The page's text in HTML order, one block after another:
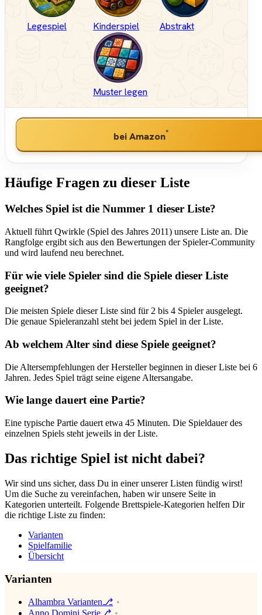
Legespiel Kinderspiel Abstrakt
Muster legen
bei Amazon*
Häufige Fragen zu dieser Liste
Welches Spiel ist die Nummer 1 dieser Liste?
Aktuell führt Qwirkle (Spiel des Jahres 2011) unsere Liste an. Die
Rangfolge ergibt sich aus den Bewertungen der Spieler-Community
und wird laufend neu berechnet.
Für wie viele Spieler sind die Spiele dieser Liste
geeignet?
Die meisten Spiele dieser Liste sind für 2 bis 4 Spieler ausgelegt.
Die genaue Spieleranzahl steht bei jedem Spiel in der Liste.
Ab welchem Alter sind diese Spiele geeignet?
Die Altersempfehlungen der Hersteller beginnen in dieser Liste bei 6
Jahren. Jedes Spiel trägt seine eigene Altersangabe.
Wie lange dauert eine Partie?
Eine typische Partie dauert etwa 45 Minuten. Die Spieldauer des
einzelnen Spiels steht jeweils in der Liste.
Das richtige Spiel ist nicht dabei?
Wir sind uns sicher, dass Du in einer unserer Listen fündig wirst!
Um die Suche zu vereinfachen, haben wir unsere Seite in
Kategorien unterteilt. Folgende Brettspiele-Kategorien helfen Dir
die richtige Liste zu finden:
Varianten
Spielfamilie
Übersicht
Varianten
Alhambra Varianten⎇